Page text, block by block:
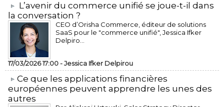
L’avenir du commerce unifié se joue-t-il dans
la conversation ?
CEO d’Orisha Commerce, éditeur de solutions
SaaS pour le "commerce unifié", Jessica Ifker
Delpiro...
17/03/2026 17:00 -Jessica Ifker Delpirou
​Ce que les applications financières
européennes peuvent apprendre les unes des
autres